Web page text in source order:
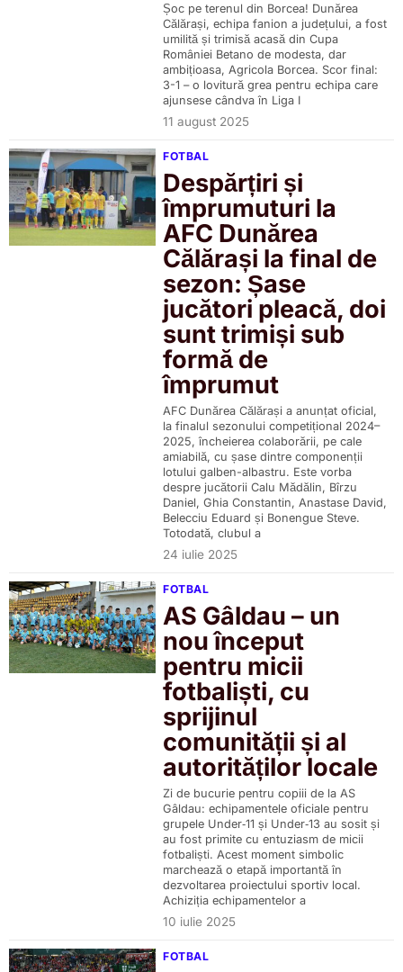
Șoc pe terenul din Borcea! Dunărea
Călărași, echipa fanion a județului, a fost
umilită și trimisă acasă din Cupa
României Betano de modesta, dar
ambițioasa, Agricola Borcea. Scor final:
3-1 – o lovitură grea pentru echipa care
ajunsese cândva în Liga I
11 august 2025
FOTBAL
Despărțiri și
împrumuturi la
AFC Dunărea
Călărași la final de
sezon: Șase
jucători pleacă, doi
sunt trimiși sub
formă de
împrumut
AFC Dunărea Călărași a anunțat oficial,
la finalul sezonului competițional 2024–
2025, încheierea colaborării, pe cale
amiabilă, cu șase dintre componenții
lotului galben-albastru. Este vorba
despre jucătorii Calu Mădălin, Bîrzu
Daniel, Ghia Constantin, Anastase David,
Belecciu Eduard și Bonengue Steve.
Totodată, clubul a
24 iulie 2025
FOTBAL
AS Gâldau – un
nou început
pentru micii
fotbaliști, cu
sprijinul
comunității și al
autorităților locale
Zi de bucurie pentru copiii de la AS
Gâldau: echipamentele oficiale pentru
grupele Under‑11 și Under‑13 au sosit și
au fost primite cu entuziasm de micii
fotbaliști. Acest moment simbolic
marchează o etapă importantă în
dezvoltarea proiectului sportiv local.
Achiziția echipamentelor a
10 iulie 2025
FOTBAL